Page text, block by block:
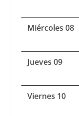
Miércoles 08
Jueves 09
Viernes 10